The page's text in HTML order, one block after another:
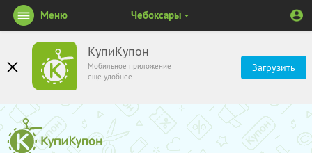
КупиКупон
Мобильное приложение
ещё удобнее
Загрузить
Меню Чебоксары